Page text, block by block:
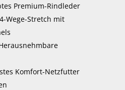
Premium-Rindleder
Wege-Stretch mit
Komfort-Netzfutter